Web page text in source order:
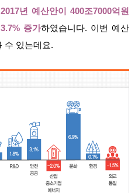
2017년 예산안이 400조7000억원
증가하였습니다. 이번 예산
수 있는데요.